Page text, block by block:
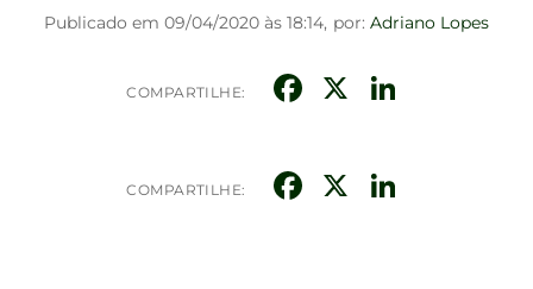
Publicado em 09/04/2020 às 18:14, por: Adriano Lopes
COMPARTILHE: Facebook
X
COMPARTILHE: Facebook
X